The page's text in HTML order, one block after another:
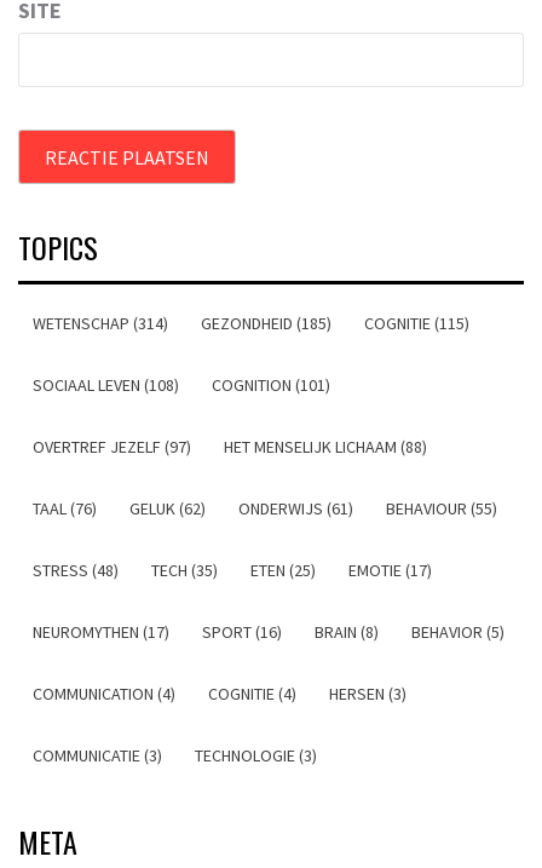
SITE
TOPICS
WETENSCHAP (314) GEZONDHEID (185) COGNITIE (115)
SOCIAAL LEVEN (108) COGNITION (101)
OVERTREF JEZELF (97) HET MENSELIJK LICHAAM (88)
TAAL (76) GELUK (62) ONDERWIJS (61) BEHAVIOUR (55)
STRESS (48) TECH (35) ETEN (25) EMOTIE (17)
NEUROMYTHEN (17) SPORT (16) BRAIN (8) BEHAVIOR (5)
COMMUNICATION (4) COGNITIE (4) HERSEN (3)
COMMUNICATIE (3) TECHNOLOGIE (3)
META